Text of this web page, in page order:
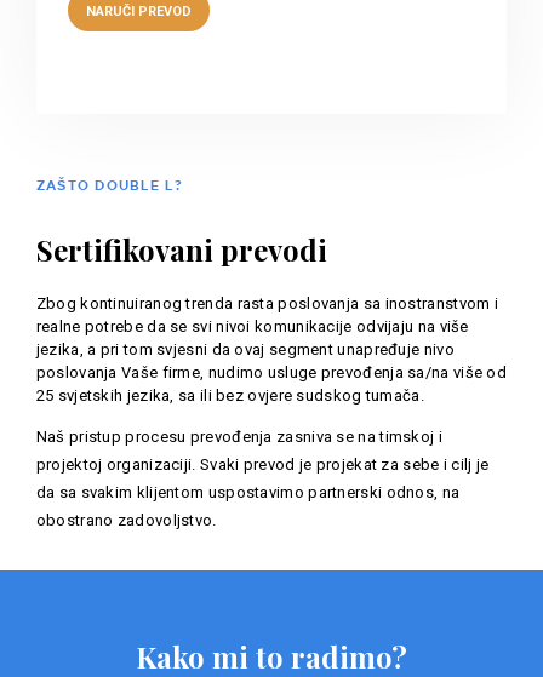
ZAŠTO DOUBLE L?
Sertifikovani prevodi
Zbog kontinuiranog trenda rasta poslovanja sa inostranstvom i
realne potrebe da se svi nivoi komunikacije odvijaju na više
jezika, a pri tom svjesni da ovaj segment unapređuje nivo
poslovanja Vaše firme, nudimo usluge prevođenja sa/na više od
25 svjetskih jezika, sa ili bez ovjere sudskog tumača.
Naš pristup procesu prevođenja zasniva se na timskoj i
projektoj organizaciji. Svaki prevod je projekat za sebe i cilj je
da sa svakim klijentom uspostavimo partnerski odnos, na
obostrano zadovoljstvo.
Kako mi to radimo?